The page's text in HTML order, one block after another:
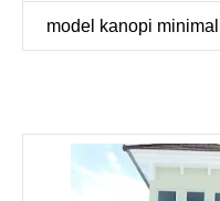
model kanopi